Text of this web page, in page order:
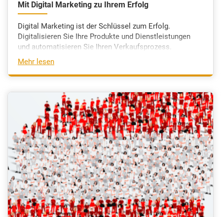
Mit Digital Marketing zu Ihrem Erfolg
Digital Marketing ist der Schlüssel zum Erfolg.
Digitalisieren Sie Ihre Produkte und Dienstleistungen
und automatisieren Sie Ihren Verkaufsprozess.
Mehr lesen